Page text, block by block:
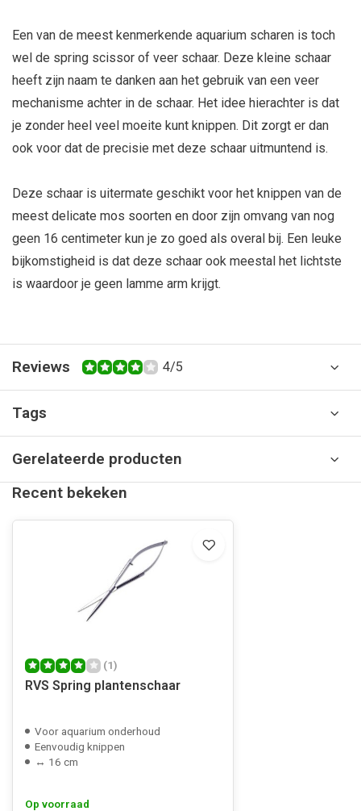
Een van de meest kenmerkende aquarium scharen is toch
wel de spring scissor of veer schaar. Deze kleine schaar
heeft zijn naam te danken aan het gebruik van een veer
mechanisme achter in de schaar. Het idee hierachter is dat
je zonder heel veel moeite kunt knippen. Dit zorgt er dan
ook voor dat de precisie met deze schaar uitmuntend is.
Deze schaar is uitermate geschikt voor het knippen van de
meest delicate mos soorten en door zijn omvang van nog
geen 16 centimeter kun je zo goed als overal bij. Een leuke
bijkomstigheid is dat deze schaar ook meestal het lichtste
is waardoor je geen lamme arm krijgt.
Reviews 4/5
Tags
Gerelateerde producten
Recent bekeken
(1)
RVS Spring plantenschaar
Voor aquarium onderhoud
Eenvoudig knippen
↔ 16 cm
Op voorraad